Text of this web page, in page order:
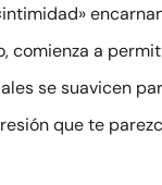
comienza a
se suavicen
que te